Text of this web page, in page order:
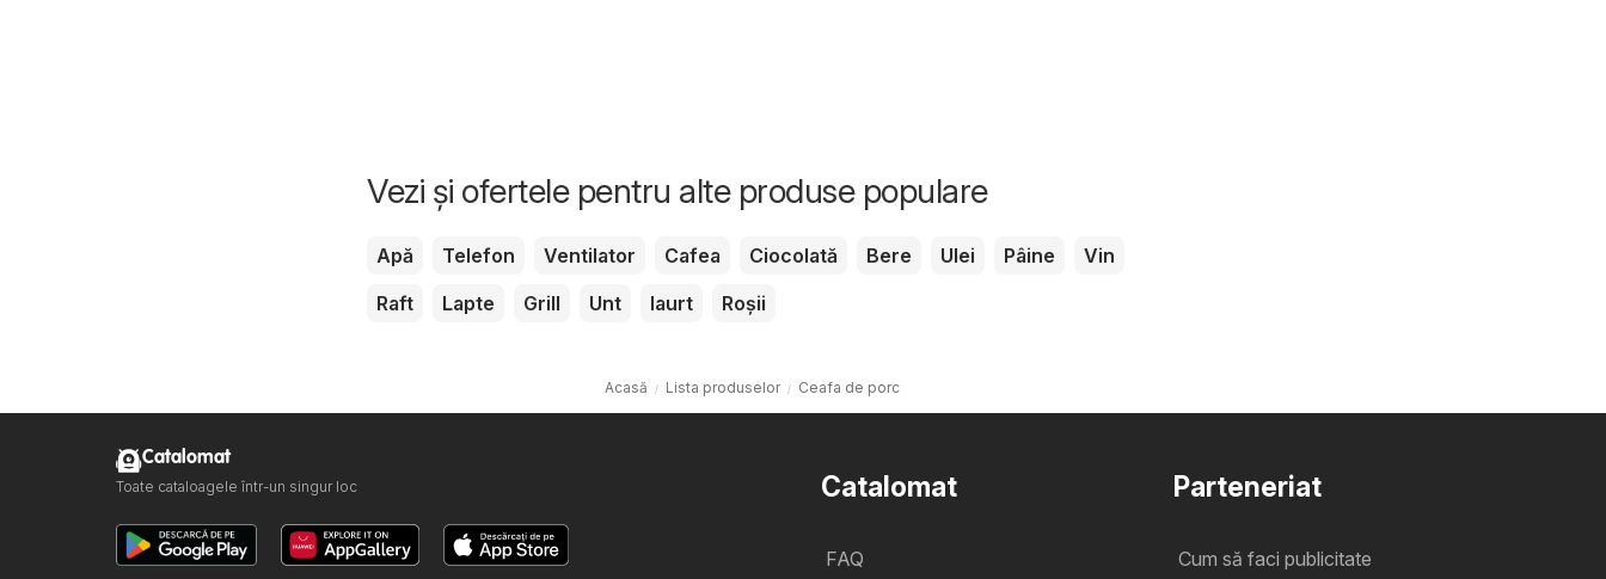
Vezi și ofertele pentru alte produse populare
Apă Telefon Ventilator Cafea Ciocolată Bere Ulei Pâine
Vin
Raft
Lapte Grill Unt Iaurt Roșii
Acasă Lista produselor Ceafa de porc
Catalomat
FAQ
Parteneriat
Cum să faci publicitate
Catalomat
Toate cataloagele într-un singur loc